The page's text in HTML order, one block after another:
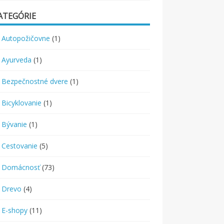
Autopožičovne (1)
Ayurveda (1)
Bezpečnostné dvere (1)
Bicyklovanie (1)
Bývanie (1)
Cestovanie (5)
Domácnosť(73)
Drevo (4)
E-shopy (11)